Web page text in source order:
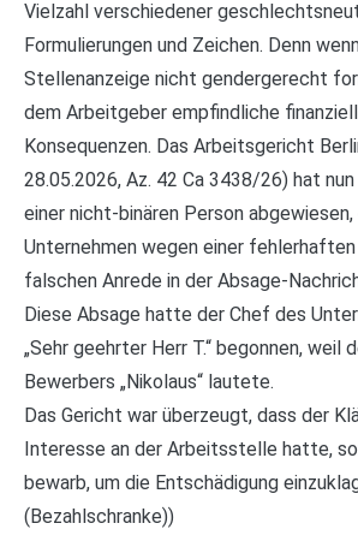
Vielzahl verschiedener
Formulierungen und Zeichen. Denn
Stellenanzeige nicht gendergerecht
dem Arbeitgeber empfindliche
Konsequenzen. Das Arbeitsgericht
28.05.2026, Az. 42 Ca 3438/26) hat
einer nicht-binären Person abgewiesen,
Unternehmen wegen einer
falschen Anrede in der Absage-
Diese Absage hatte der Chef des
„Sehr geehrter Herr T.“ begonnen, weil
Bewerbers „Nikolaus“ lautete.
Das Gericht war überzeugt, dass der
Interesse an der Arbeitsstelle hatte,
bewarb, um die Entschädigung
(Bezahlschranke))